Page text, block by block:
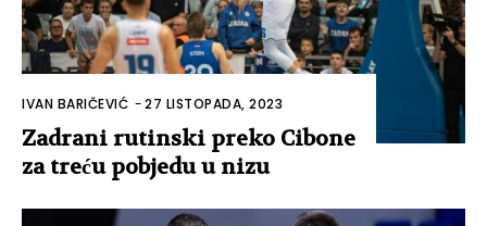
IVAN BARIČEVIĆ -27 LISTOPADA, 2023
Zadrani rutinski preko Cibone
za treću pobjedu u nizu